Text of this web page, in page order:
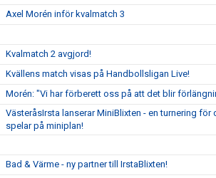
Axel Morén inför kvalmatch 3
Kvalmatch 2 avgjord!
Kvällens match visas på Handbollsligan Live!
Morén: "Vi har förberett oss på att det blir
VästeråsIrsta lanserar MiniBlixten - en turnering för
spelar på miniplan!
Bad & Värme - ny partner till IrstaBlixten!